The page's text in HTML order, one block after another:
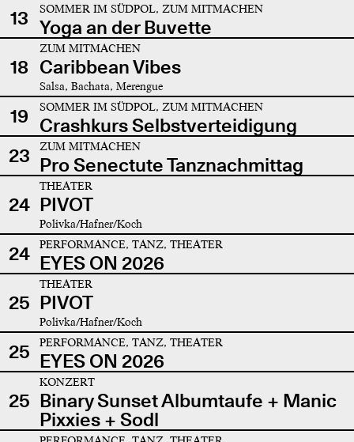
13 SOMMER IM SÜDPOL, ZUM MITMACHEN
Yoga an der Buvette
18
ZUM MITMACHEN
Caribbean Vibes
Salsa, Bachata, Merengue
19 SOMMER IM SÜDPOL, ZUM MITMACHEN
Crashkurs Selbstverteidigung
23
ZUM MITMACHEN
Pro Senectute Tanznachmittag
24
THEATER
PIVOT
Polivka/Hafner/Koch
24 PERFORMANCE, TANZ, THEATER
EYES ON 2026
25
THEATER
PIVOT
Polivka/Hafner/Koch
25 PERFORMANCE, TANZ, THEATER
EYES ON 2026
25
KONZERT
Binary Sunset Albumtaufe + Manic
Pixxies + Sodl